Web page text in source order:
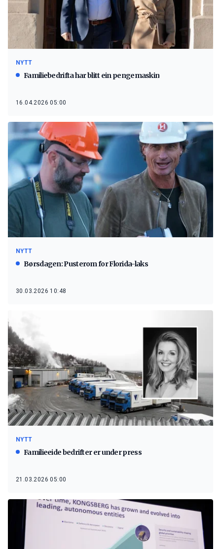
NYTT
Familiebedrifta har blitt ein pengemaskin
16.04.2026 05:00
NYTT
Børsdagen: Pusterom for Florida-laks
30.03.2026 10:48
NYTT
Familieeide bedrifter er under press
21.03.2026 05:00